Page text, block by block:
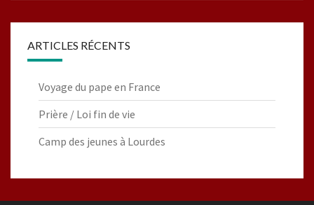
ARTICLES RÉCENTS
Voyage du pape en France
Prière / Loi fin de vie
Camp des jeunes à Lourdes